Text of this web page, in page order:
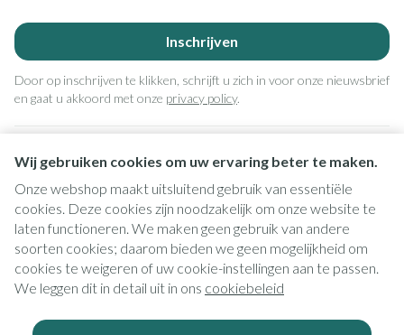
Wij gebruiken cookies om uw ervaring beter te maken.
Onze webshop maakt uitsluitend gebruik van essentiële
cookies. Deze cookies zijn noodzakelijk om onze website te
laten functioneren. We maken geen gebruik van andere
soorten cookies; daarom bieden we geen mogelijkheid om
cookies te weigeren of uw cookie-instellingen aan te passen.
We leggen dit in detail uit in ons cookiebeleid
Inschrijven
Door op inschrijven te klikken, schrijft u zich in voor onze nieuwsbrief
en gaat u akkoord met onze privacy policy.
Juridische links